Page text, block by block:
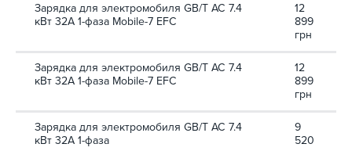
Зарядка для электромобиля GB/T AC 7.4
кВт 32А 1-фаза Mobile-7 EFС
12
899
грн
Зарядка для электромобиля GB/T AC 7.4
кВт 32А 1-фаза Mobile-7 EFС
12
899
грн
Зарядка для электромобиля GB/T AC 7.4
кВт 32А 1-фаза
9
520